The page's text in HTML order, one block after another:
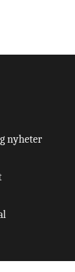
nyheter